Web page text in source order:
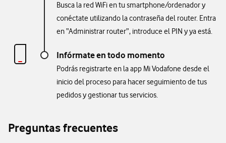
Busca la red WiFi en tu smartphone/ordenador y
conéctate utilizando la contraseña del router. Entra
en “Administrar router”, introduce el PIN y ya está.
Infórmate en todo momento
Podrás registrarte en la app Mi Vodafone desde el
inicio del proceso para hacer seguimiento de tus
pedidos y gestionar tus servicios.
Preguntas frecuentes